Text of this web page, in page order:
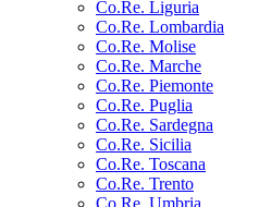
Co.Re. Liguria
Co.Re. Lombardia
Co.Re. Molise
Co.Re. Marche
Co.Re. Piemonte
Co.Re. Puglia
Co.Re. Sardegna
Co.Re. Sicilia
Co.Re. Toscana
Co.Re. Trento
Co.Re. Umbria